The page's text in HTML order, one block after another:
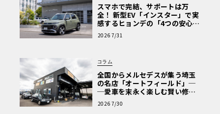
スマホで完結、サポートは万
全！ 新型EV「インスター」で実
感するヒョンデの「4つの安心」
【第1回・ヒョンデ6つの疑問：
Why? Hyundai?】〈PR〉
2026 7/31
コラム
全国からメルセデスが集う埼玉
の名店「オートフィールド」─
─愛車を末永く楽しむ賢い修理
術と、プロがフックス製オイル
を選ぶ理由〈PR〉
2026 7/30